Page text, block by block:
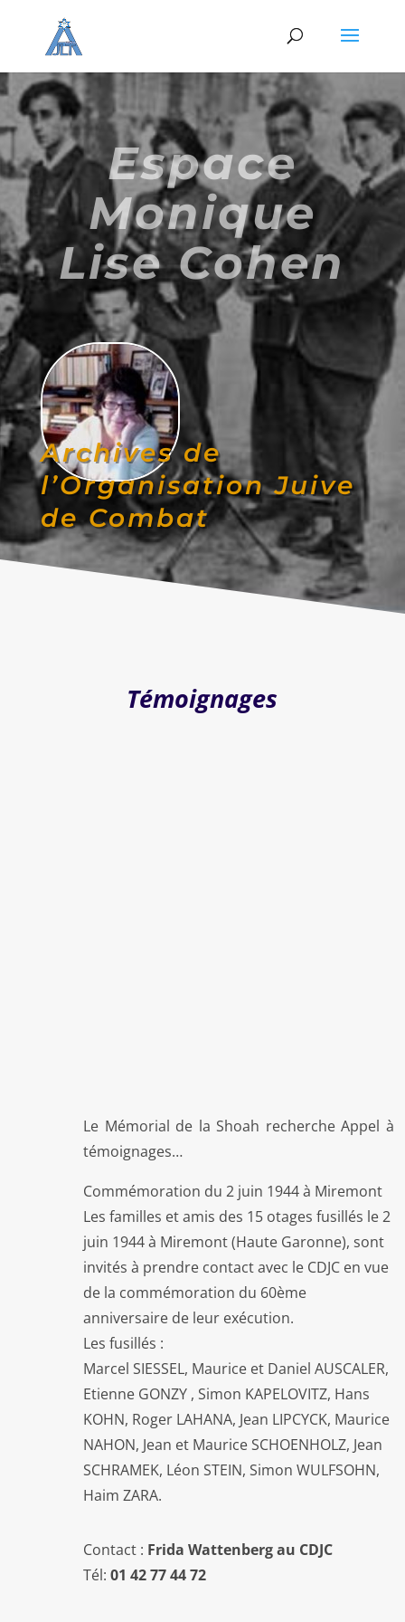
Espace
Monique
Lise Cohen
Archives de
l’Organisation Juive
de Combat
Témoignages
Le Mémorial de la Shoah recherche Appel à
témoignages…
Commémoration du 2 juin 1944 à Miremont
Les familles et amis des 15 otages fusillés le 2
juin 1944 à Miremont (Haute Garonne), sont
invités à prendre contact avec le CDJC en vue
de la commémoration du 60ème
anniversaire de leur exécution.
Les fusillés :
Marcel SIESSEL, Maurice et Daniel AUSCALER,
Etienne GONZY , Simon KAPELOVITZ, Hans
KOHN, Roger LAHANA, Jean LIPCYCK, Maurice
NAHON, Jean et Maurice SCHOENHOLZ, Jean
SCHRAMEK, Léon STEIN, Simon WULFSOHN,
Haim ZARA.
Contact : Frida Wattenberg au CDJC
Tél: 01 42 77 44 72